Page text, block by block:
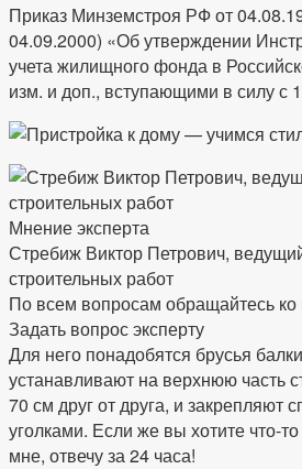
Приказ Минземстроя РФ от
04.09.2000) «Об утверждении
учета жилищного фонда в
изм. и доп., вступающими в силу с
Мнение эксперта
Стребиж Виктор Петрович,
строительных работ
По всем вопросам обращайтесь ко
Задать вопрос эксперту
Для него понадобятся брусья
устанавливают на верхнюю часть
70 см друг от друга, и закрепляют
уголками. Если же вы хотите что-
мне, отвечу за 24 часа!